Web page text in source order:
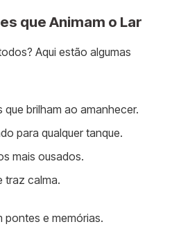
que Animam o Lar
Aqui estão algumas
que brilham ao amanhecer.
para qualquer tanque.
mais ousados.
traz calma.
pontes e memórias.